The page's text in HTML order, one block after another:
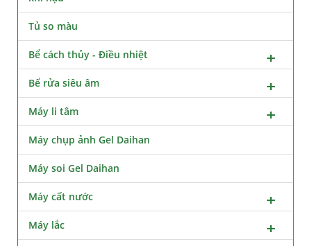
Tủ so màu
Bể cách thủy - Điều nhiệt
Bể rửa siêu âm
Máy li tâm
Máy chụp ảnh Gel Daihan
Máy soi Gel Daihan
Máy cất nước
Máy lắc